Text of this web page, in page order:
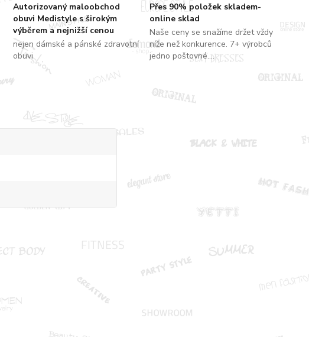
Autorizovaný maloobchod
obuvi Medistyle s širokým
výběrem a nejnižší cenou
nejen dámské a pánské zdravotní
obuvi
Přes 90% položek skladem-
online sklad
Naše ceny se snažíme držet vždy
níže než konkurence. 7+ výrobců
jedno poštovné....